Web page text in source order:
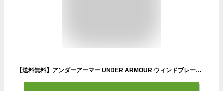
【送料無料】アンダーアーマー UNDER ARMOUR ウィンドブレーカーパンツ ズボン はっ水 防風 悪天候 雨天 サイクリング ランニング 3L